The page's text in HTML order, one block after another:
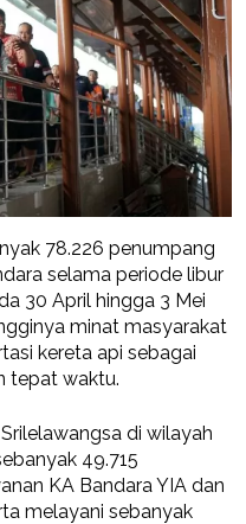
78.226 penumpang
selama periode libur
30 April hingga 3 Mei
minat masyarakat
kereta api sebagai
tepat waktu.
di wilayah
49.715
KA Bandara YIA dan
melayani sebanyak